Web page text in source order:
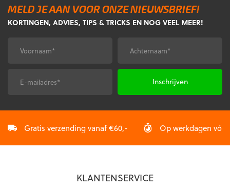
Deze
optie
gekozen
worden
de
Deze
optie
gekozen
worden
op
MELD JE AAN VOOR ONZE NIEUWSBRIEF!
KORTINGEN, ADVIES, TIPS & TRICKS EN NOG VEEL MEER!
Voornaam* Achternaam*
Gratis verzending vanaf €60,- Op werkdagen
KLANTENSERVICE